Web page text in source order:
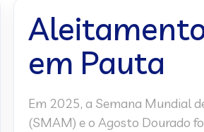
em Pauta
Em 2025, a Semana Mundial
(SMAM) e o Agosto Dourado